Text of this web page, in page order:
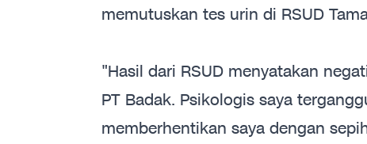
memutuskan tes urin di RSUD
"Hasil dari RSUD menyatakan
PT Badak. Psikologis saya
memberhentikan saya dengan